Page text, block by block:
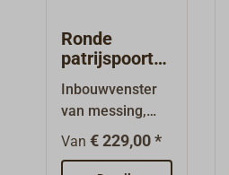
Ronde
patrijspoorte
n licht glas
Inbouwvenster
van messing,
oppervlak
gepolijst of
Van€ 229,00 *